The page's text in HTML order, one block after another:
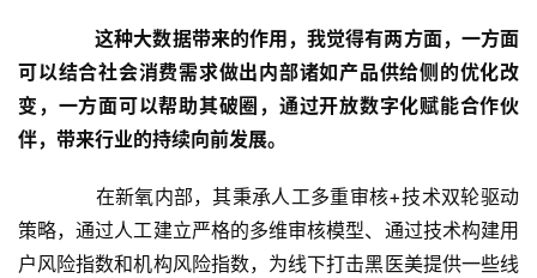
专
题
这种大数据带来的作用，我觉得有两方面，一方面
可以结合社会消费需求做出内部诸如产品供给侧的优化改
变，一方面可以帮助其破圈，通过开放数字化赋能合作伙
伴，带来行业的持续向前发展。
在新氧内部，其秉承人工多重审核+技术双轮驱动
策略，通过人工建立严格的多维审核模型、通过技术构建用
户风险指数和机构风险指数，为线下打击黑医美提供一些线